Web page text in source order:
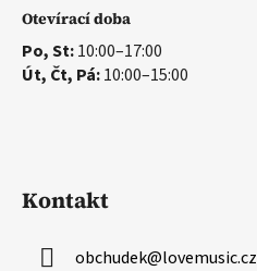
Otevírací doba
Po, St:10:00–17:00
Út, Čt, Pá:10:00–15:00
Kontakt
obchudek@lovemusic.cz